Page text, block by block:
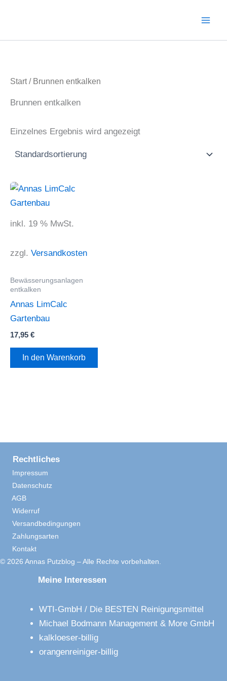
Start/ Brunnen entkalken
Brunnen entkalken
Einzelnes Ergebnis wird angezeigt
inkl. 19 % MwSt.
zzgl. Versandkosten
Bewässerungsanlagen
entkalken
Annas LimCalc
Gartenbau
17,95 €
In den Warenkorb
Rechtliches
Impressum
Datenschutz
AGB
Widerruf
Versandbedingungen
Zahlungsarten
Kontakt
© 2026 Annas Putzblog – Alle Rechte vorbehalten.
Meine Interessen
WTI-GmbH / Die BESTEN Reinigungsmittel
Michael Bodmann Management & More GmbH
kalkloeser-billig
orangenreiniger-billig